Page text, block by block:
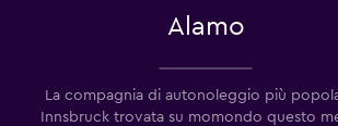
Alamo
La compagnia di autonoleggio più
Innsbruck trovata su momondo questo